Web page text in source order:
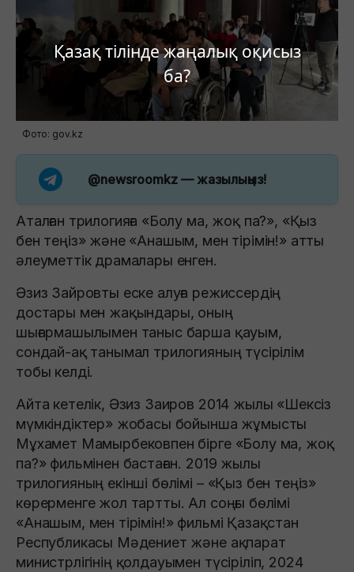
Қазақ тілінде жаңалық оқисыз
ба?
Фото: gov.kz
@newsroomkz — жазылыңыз!
Аталған трилогияға «Болу ма, жоқ па?», «Қыз
бен теңіз» және «Анашым, мен тірімін!» атты
әлеуметтік драмалары енген.
Әзиз Зайровты еске алуға режиссердің
достары мен жақындары, оның
шығармашылымен таныс барша қауым,
сондай-ақ танымал трилогияның түсірілім
тобы келді.
Айта кетелік, Әзиз Заиров 2014 жылы «Шексіз
мүмкіндіктер» жобасы бойынша жұмысты
Мұхамет Мамырбековпен бірге «Болу ма, жоқ
па?» фильмінен бастаған. 2019 жылы
трилогияның екінші бөлімі – «Қыз бен теңіз»
көрерменге жол тартты. Ал соңғы бөлімі
«Анашым, мен тірімін!» фильмі Қазақстан
Республикасы Мәдениет және ақпарат
министрлігінің қолдауымен түсіріліп, 2024